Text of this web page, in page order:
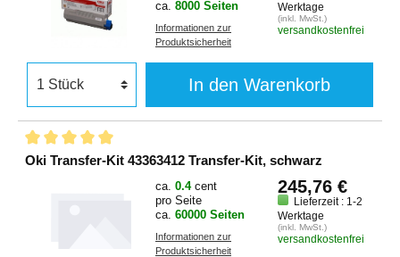
ca. 8000 Seiten
Informationen zur
Produktsicherheit
Werktage
(inkl. MwSt.)
versandkostenfrei
In den Warenkorb
Oki Transfer-Kit 43363412 Transfer-Kit, schwarz
ca. 0.4 cent
pro Seite
ca. 60000 Seiten
Informationen zur
Produktsicherheit
245,76 €
Lieferzeit : 1-2
Werktage
(inkl. MwSt.)
versandkostenfrei